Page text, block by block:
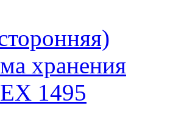
хранения
1495